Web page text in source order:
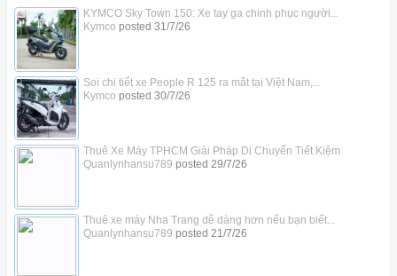
KYMCO Sky Town 150: Xe tay ga chinh phục người...
Kymco posted 31/7/26
Soi chi tiết xe People R 125 ra mắt tại Việt Nam,...
Kymco posted 30/7/26
Thuê Xe Máy TPHCM Giải Pháp Di Chuyển Tiết Kiệm
Quanlynhansu789 posted 29/7/26
Thuê xe máy Nha Trang dễ dàng hơn nếu bạn biết...
Quanlynhansu789 posted 21/7/26